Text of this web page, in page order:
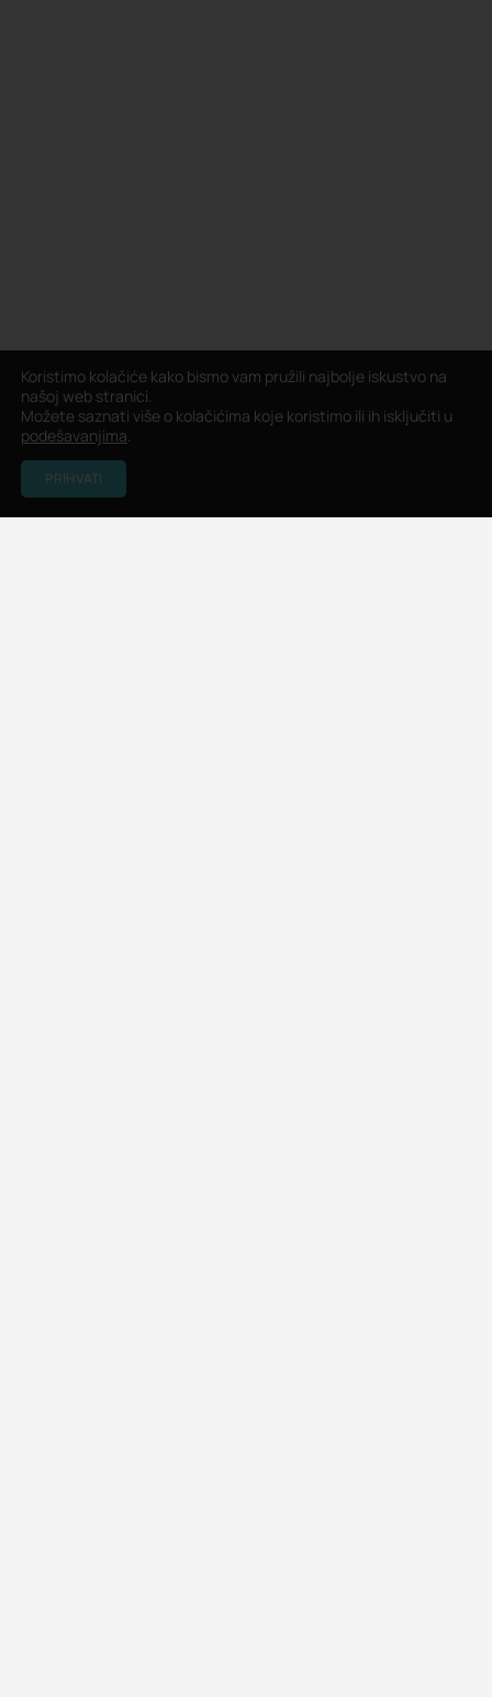
Koristimo kolačiće kako bismo vam pružili najbolje iskustvo na
našoj web stranici.
Možete saznati više o kolačićima koje koristimo ili ih isključiti u
podešavanjima.
PRIHVATI